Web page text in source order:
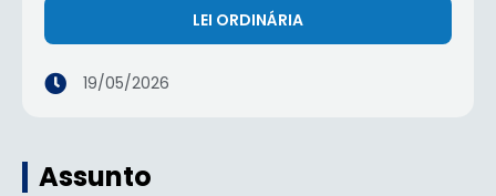
LEI ORDINÁRIA
19/05/2026
Assunto